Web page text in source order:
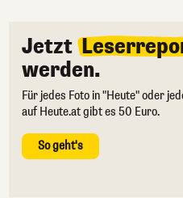
Jetzt
werden.
Für jedes Foto in "Heute" oder
auf Heute.at gibt es 50 Euro.
So geht's